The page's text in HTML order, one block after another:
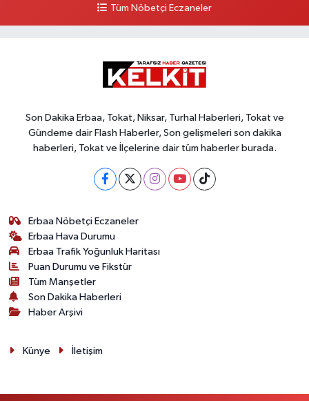
Tüm Nöbetçi Eczaneler
Son Dakika Erbaa, Tokat, Niksar, Turhal Haberleri, Tokat ve
Gündeme dair Flash Haberler, Son gelişmeleri son dakika
haberleri, Tokat ve İlçelerine dair tüm haberler burada.
Erbaa Nöbetçi Eczaneler
Erbaa Hava Durumu
Erbaa Trafik Yoğunluk Haritası
Puan Durumu ve Fikstür
Tüm Manşetler
Son Dakika Haberleri
Haber Arşivi
Künye İletişim